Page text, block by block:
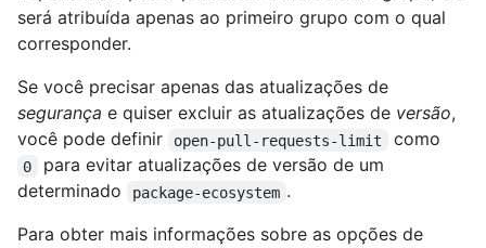
será atribuída apenas ao primeiro grupo com o qual
corresponder.
Se você precisar apenas das atualizações de
segurança e quiser excluir as atualizações de versão,
você pode definir
open-pull-requests-limit como
0
para evitar atualizações de versão de um
determinado
package-ecosystem .
Para obter mais informações sobre as opções de